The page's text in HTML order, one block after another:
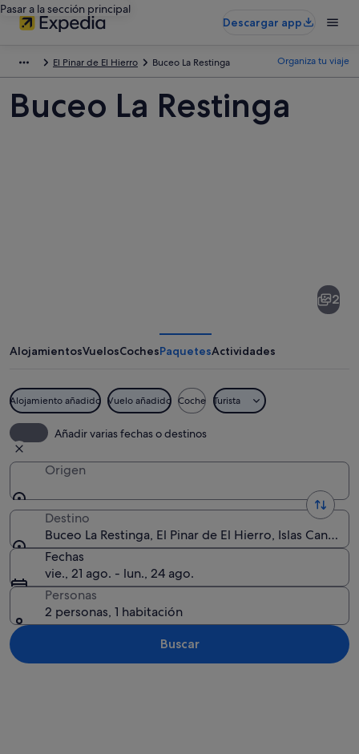
Pasar a la sección principal
Descargar app
El Pinar de El Hierro Buceo La Restinga Organiza tu viaje
Buceo La Restinga
2
AlojamientosVuelosCochesPaquetesActividades
Alojamiento añadido Vuelo añadido Coche Turista
Añadir varias fechas o destinos
Origen
Destino
Buceo La Restinga, El Pinar de El Hierro, Islas
Fechas
vie., 21 ago. - lun., 24 ago.
Personas
2 personas, 1 habitación
Buscar